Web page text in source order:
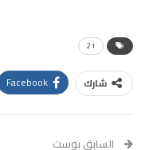
21
شارك Facebook
السابق بوست